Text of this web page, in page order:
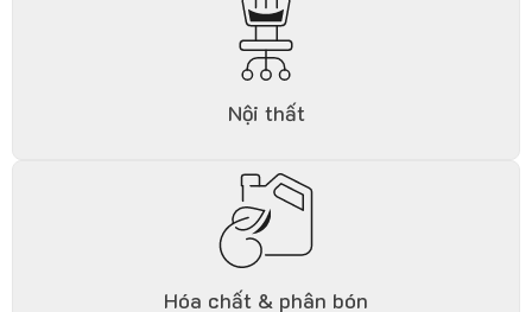
Nội thất
Hóa chất & phân bón